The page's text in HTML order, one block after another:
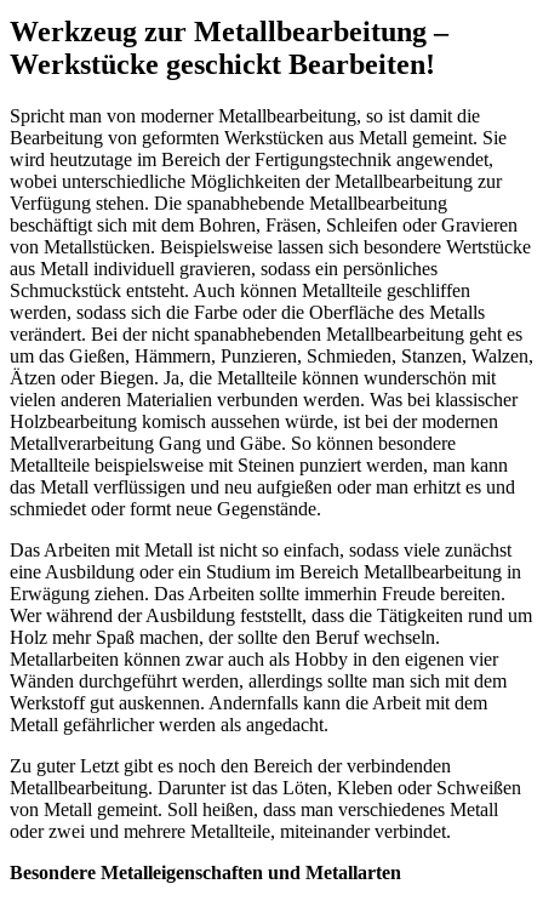
Werkzeug zur Metallbearbeitung –
Werkstücke geschickt Bearbeiten!
Spricht man von moderner Metallbearbeitung, so ist damit die
Bearbeitung von geformten Werkstücken aus Metall gemeint. Sie
wird heutzutage im Bereich der Fertigungstechnik angewendet,
wobei unterschiedliche Möglichkeiten der Metallbearbeitung zur
Verfügung stehen. Die spanabhebende Metallbearbeitung
beschäftigt sich mit dem Bohren, Fräsen, Schleifen oder Gravieren
von Metallstücken. Beispielsweise lassen sich besondere Wertstücke
aus Metall individuell gravieren, sodass ein persönliches
Schmuckstück entsteht. Auch können Metallteile geschliffen
werden, sodass sich die Farbe oder die Oberfläche des Metalls
verändert. Bei der nicht spanabhebenden Metallbearbeitung geht es
um das Gießen, Hämmern, Punzieren, Schmieden, Stanzen, Walzen,
Ätzen oder Biegen. Ja, die Metallteile können wunderschön mit
vielen anderen Materialien verbunden werden. Was bei klassischer
Holzbearbeitung komisch aussehen würde, ist bei der modernen
Metallverarbeitung Gang und Gäbe. So können besondere
Metallteile beispielsweise mit Steinen punziert werden, man kann
das Metall verflüssigen und neu aufgießen oder man erhitzt es und
schmiedet oder formt neue Gegenstände.
Das Arbeiten mit Metall ist nicht so einfach, sodass viele zunächst
eine Ausbildung oder ein Studium im Bereich Metallbearbeitung in
Erwägung ziehen. Das Arbeiten sollte immerhin Freude bereiten.
Wer während der Ausbildung feststellt, dass die Tätigkeiten rund um
Holz mehr Spaß machen, der sollte den Beruf wechseln.
Metallarbeiten können zwar auch als Hobby in den eigenen vier
Wänden durchgeführt werden, allerdings sollte man sich mit dem
Werkstoff gut auskennen. Andernfalls kann die Arbeit mit dem
Metall gefährlicher werden als angedacht.
Zu guter Letzt gibt es noch den Bereich der verbindenden
Metallbearbeitung. Darunter ist das Löten, Kleben oder Schweißen
von Metall gemeint. Soll heißen, dass man verschiedenes Metall
oder zwei und mehrere Metallteile, miteinander verbindet.
Besondere Metalleigenschaften und Metallarten